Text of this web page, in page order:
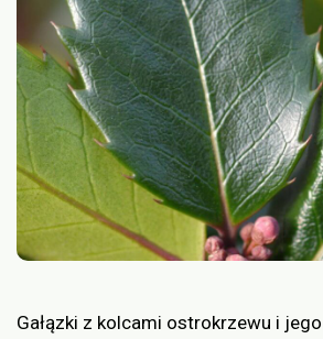
Gałązki z kolcami ostrokrzewu i